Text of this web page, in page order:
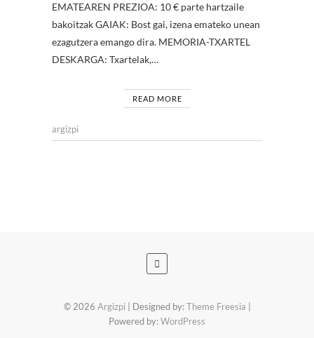
EMATEAREN PREZIOA: 10 € parte hartzaile
bakoitzak GAIAK: Bost gai, izena emateko unean
ezagutzera emango dira. MEMORIA-TXARTEL
DESKARGA: Txartelak,…
READ MORE
argizpi
© 2026 Argizpi| Designed by:Theme Freesia
Powered by:WordPress